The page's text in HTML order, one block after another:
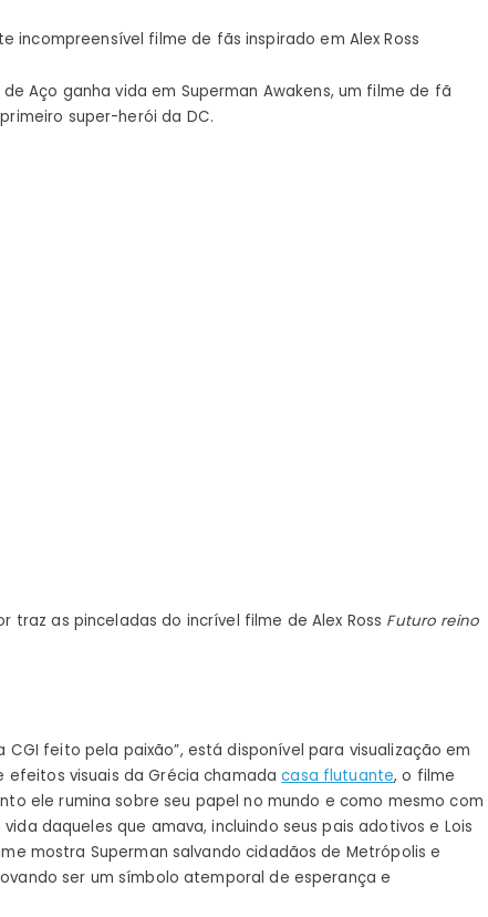
neste
incompreensível
incompreensível filme de fãs inspirado em Alex Ross
Aço ganha vida em Superman Awakens, um filme de fã
super-herói da DC.
as pinceladas do incrível filme de Alex Ross Futuro reino
CGI feito pela paixão”, está disponível para visualização em
efeitos visuais da Grécia chamadacasa flutuante, o filme
ele rumina sobre seu papel no mundo e como mesmo com
daqueles que amava, incluindo seus pais adotivos e Lois
mostra Superman salvando cidadãos de Metrópolis e
ser um símbolo atemporal de esperança e